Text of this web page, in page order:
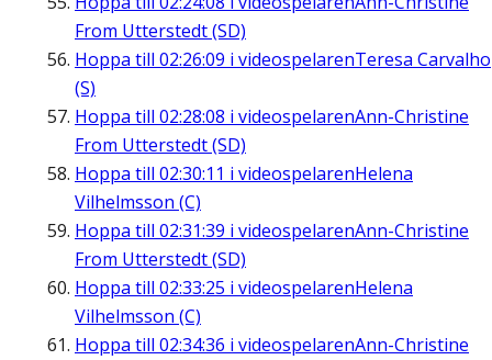
From Utterstedt (SD)
Hoppa till 02:26:09 i videospelarenTeresa Carvalho
(S)
Hoppa till 02:28:08 i videospelarenAnn-Christine
From Utterstedt (SD)
Hoppa till 02:30:11 i videospelarenHelena
Vilhelmsson (C)
Hoppa till 02:31:39 i videospelarenAnn-Christine
From Utterstedt (SD)
Hoppa till 02:33:25 i videospelarenHelena
Vilhelmsson (C)
Hoppa till 02:34:36 i videospelarenAnn-Christine